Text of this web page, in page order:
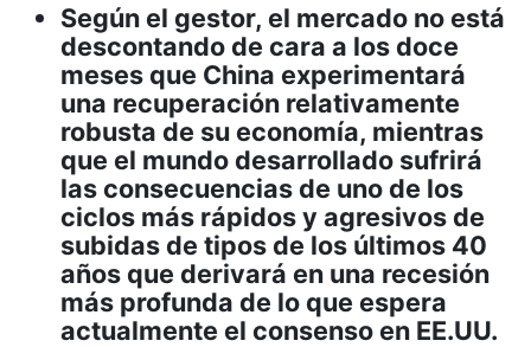
Según el gestor, el mercado no está
descontando de cara a los doce
meses que China experimentará
una recuperación relativamente
robusta de su economía, mientras
que el mundo desarrollado sufrirá
las consecuencias de uno de los
ciclos más rápidos y agresivos de
subidas de tipos de los últimos 40
años que derivará en una recesión
más profunda de lo que espera
actualmente el consenso en EE.UU.